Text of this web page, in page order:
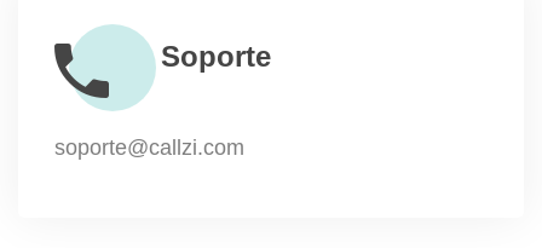
Soporte
soporte@callzi.com